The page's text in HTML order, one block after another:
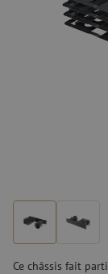
Ce châssis fait